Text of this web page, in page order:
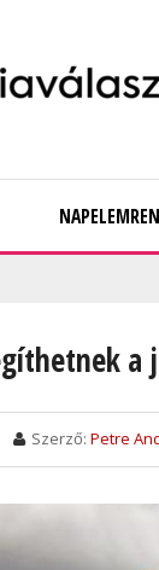
Szerző: Petre